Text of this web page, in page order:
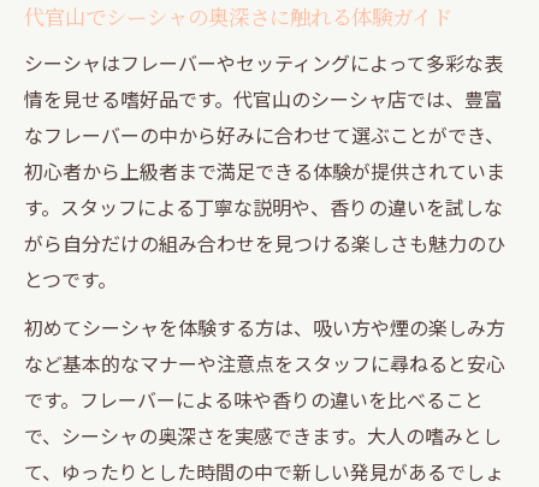
代官山でシーシャの奥深さに触れる体験ガイド
シーシャはフレーバーやセッティングによって多彩な表
情を見せる嗜好品です。代官山のシーシャ店では、豊富
なフレーバーの中から好みに合わせて選ぶことができ、
初心者から上級者まで満足できる体験が提供されていま
す。スタッフによる丁寧な説明や、香りの違いを試しな
がら自分だけの組み合わせを見つける楽しさも魅力のひ
とつです。
初めてシーシャを体験する方は、吸い方や煙の楽しみ方
など基本的なマナーや注意点をスタッフに尋ねると安心
です。フレーバーによる味や香りの違いを比べること
で、シーシャの奥深さを実感できます。大人の嗜みとし
て、ゆったりとした時間の中で新しい発見があるでしょ